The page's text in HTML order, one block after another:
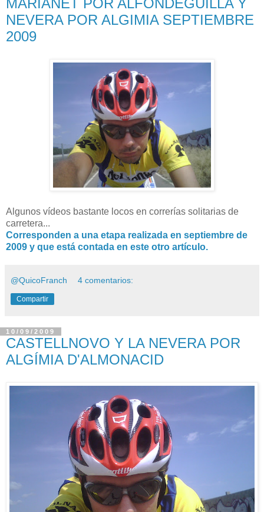
MARIANET POR ALFONDEGUILLA Y
NEVERA POR ALGIMIA SEPTIEMBRE
2009
Algunos vídeos bastante locos en correrías solitarias de
carretera...
Corresponden a una etapa realizada en septiembre de
2009 y que está contada en este otro artículo.
@QuicoFranch 4 comentarios:
Compartir
10/09/2009
CASTELLNOVO Y LA NEVERA POR
ALGÍMIA D'ALMONACID